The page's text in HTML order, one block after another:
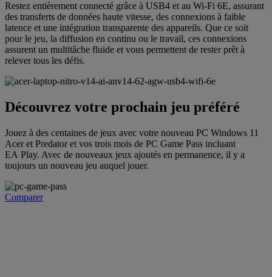
Restez entièrement connecté grâce à USB4 et au Wi-Fi 6E, assurant
des transferts de données haute vitesse, des connexions à faible
latence et une intégration transparente des appareils. Que ce soit
pour le jeu, la diffusion en continu ou le travail, ces connexions
assurent un multitâche fluide et vous permettent de rester prêt à
relever tous les défis.
Découvrez votre prochain jeu préféré
Jouez à des centaines de jeux avec votre nouveau PC Windows 11
Acer et Predator et vos trois mois de PC Game Pass incluant
EA Play. Avec de nouveaux jeux ajoutés en permanence, il y a
toujours un nouveau jeu auquel jouer.
Comparer